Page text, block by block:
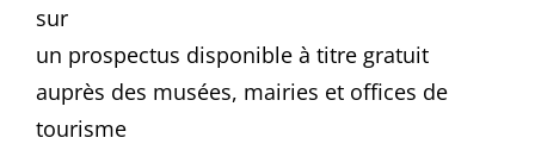
sur
un prospectus disponible à titre gratuit
auprès des musées, mairies et offices de
tourisme